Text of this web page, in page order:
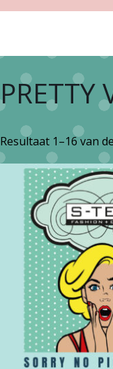
PRETTY
Resultaat 1–16 van